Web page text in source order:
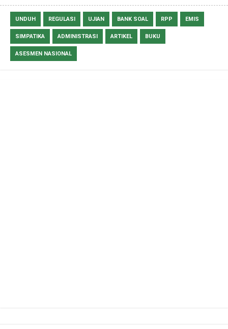
UNDUH REGULASI UJIAN BANK SOAL RPP EMIS
SIMPATIKA ADMINISTRASI ARTIKEL BUKU
ASESMEN NASIONAL